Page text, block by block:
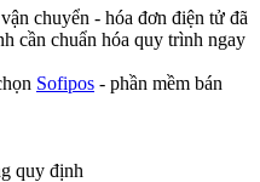
chuyển - hóa đơn điện tử đã
cần chuẩn hóa quy trình ngay
Sofipos - phần mềm bán
quy định